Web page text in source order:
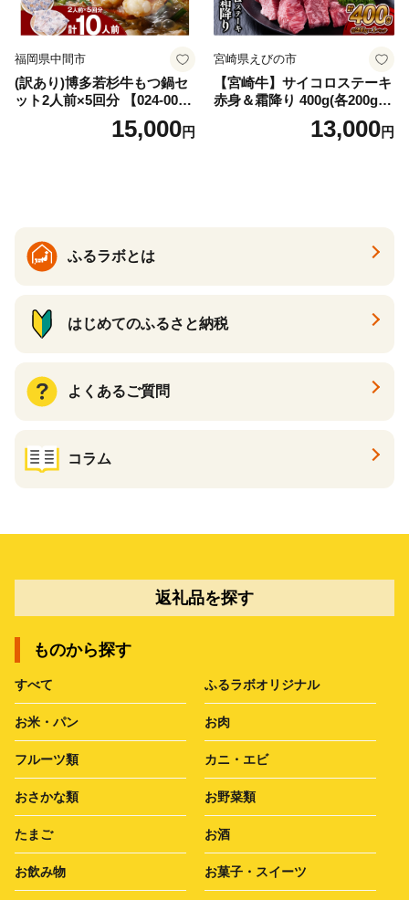
福岡県中間市
(訳あり)博多若杉牛もつ鍋セ
ット2人前×5回分 【024-002
15,000円
宮崎県えびの市
【宮崎牛】サイコロステーキ
赤身＆霜降り 400g(各200g×
１P 計2P) 真空パック 冷凍
13,000円
ふるラボとは
はじめてのふるさと納税
よくあるご質問
コラム
返礼品を探す
ものから探す
すべて ふるラボオリジナル
お米・パン お肉
フルーツ類 カニ・エビ
おさかな類 お野菜類
たまご お酒
お飲み物 お菓子・スイーツ